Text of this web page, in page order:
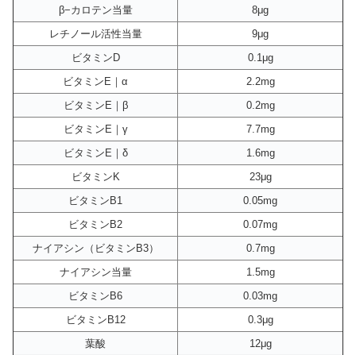
β−カロテン当量
8μg
レチノール活性当量
9μg
ビタミンD
0.1μg
ビタミンE｜α
2.2mg
ビタミンE｜β
0.2mg
ビタミンE｜γ
7.7mg
ビタミンE｜δ
1.6mg
ビタミンK
23μg
ビタミンB1
0.05mg
ビタミンB2
0.07mg
ナイアシン（ビタミンB3）
0.7mg
ナイアシン当量
1.5mg
ビタミンB6
0.03mg
ビタミンB12
0.3μg
葉酸
12μg